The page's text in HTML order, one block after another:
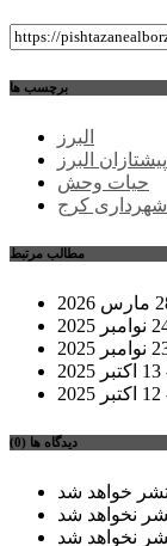
برچسب ها
البرز
پیشتازان البرز
حیات وحش
شهرداری کرج
مطالب مرتبط
دیدگاه ها (0)